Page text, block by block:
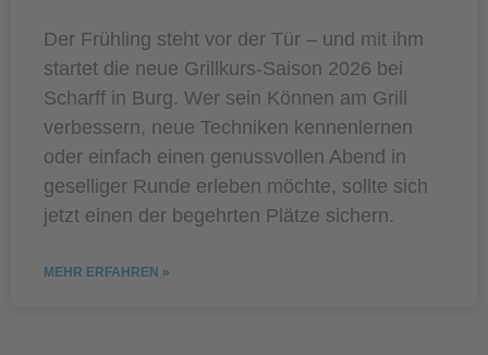
Der Frühling steht vor der Tür – und mit ihm
startet die neue Grillkurs-Saison 2026 bei
Scharff in Burg. Wer sein Können am Grill
verbessern, neue Techniken kennenlernen
oder einfach einen genussvollen Abend in
geselliger Runde erleben möchte, sollte sich
jetzt einen der begehrten Plätze sichern.
MEHR ERFAHREN »